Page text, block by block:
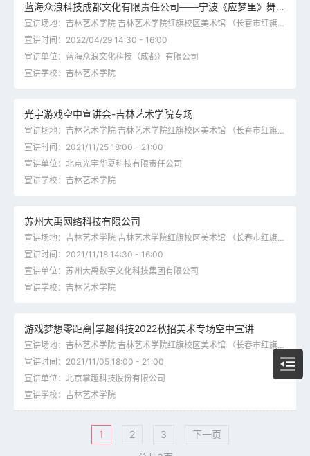
蓝海众浪科技成都文化有限责任公司——宁波《应梦里》舞蹈演员招募
宣讲场地：吉林艺术学院 吉林艺术学院红旗校区美术馆 （长春市红旗街2077号）
宣讲时间：2022/04/29 14:30 - 16:00
宣讲单位：蓝海众浪文化科技（成都）有限公司
宣讲学校：吉林艺术学院
光宇游戏空中宣讲会-吉林艺术学院专场
宣讲场地：吉林艺术学院 吉林艺术学院红旗校区美术馆 （长春市红旗街2077号）
宣讲时间：2021/11/25 18:00 - 21:00
宣讲单位：北京光宇华夏科技有限责任公司
宣讲学校：吉林艺术学院
苏州大禹网络科技有限公司
宣讲场地：吉林艺术学院 吉林艺术学院红旗校区美术馆 （长春市红旗街2077号）
宣讲时间：2021/11/18 14:30 - 16:00
宣讲单位：苏州大禹数字文化科技集团有限公司
宣讲学校：吉林艺术学院
游戏梦想零距离|掌趣科技2022秋招美术专场空中宣讲
宣讲场地：吉林艺术学院 吉林艺术学院红旗校区美术馆 （长春市红旗街2077号）
宣讲时间：2021/11/05 18:00 - 21:00
宣讲单位：北京掌趣科技股份有限公司
宣讲学校：吉林艺术学院
1 2 3
下一页